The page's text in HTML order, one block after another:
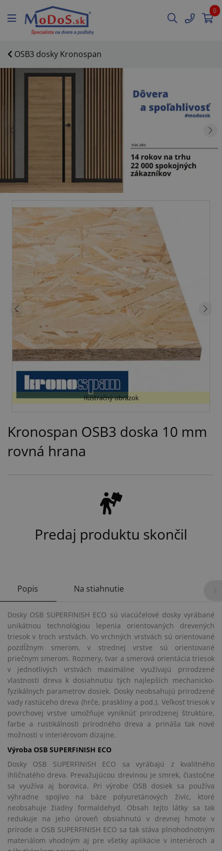
0
OSB3 dosky Kronospan
Ilustračný obrázok
Kronospan OSB3 doska 10 mm
rovná hrana
Predaj produktu skončil
Popis Na stiahnutie
Dosky OSB SUPERFINISH ECO sú viacúčelové dosky vyrábané
unikátnou technológiou lepenia orientovaných drevených
triesok v troch vrstvách. Vo vrchných vrstvách sú orientované
pozdĺžnym smerom, v strednej vrstve sú orientované
priečnym smerom. Rozmery, tvar a smerová orientácia triesok
v jednotlivých vrstvách maximálne využívajú prirodzené
vlastnosti dreva k dosiahnutiu tých najlepších mechanicko-
fyzikálnych parametrov dosiek. Dosky neobsahujú prirodzené
vady rastúceho dreva (hrče, praskliny a pod.). Veľkosť triesok v
povrchovej vrstve umožňuje vyniknúť prirodzenej štruktúre,
farbe a rustikálnosti prírodného dreva a prináša tak nové
možnosti v interiérovom dizajne.
Výroba OSB SUPERFINISH ECO
Dosky OSB SUPERFINISH ECO sa vyrábajú z kvalitného
ihličnatého dreva. Prevažujúcou drevinou je smrek, čiastočne
sa využíva aj borovica. Pri výrobe OSB dosiek sa používa
výhradne spojivo na báze polyuretánových živíc, ktoré
neobsahuje žiadny formaldehyd. Obsah tejto látky sa tak
redukuje na jeho úroveň obsiahnutú v drevnej hmote v
prírode a OSB SUPERFINISH ECO sa tak stáva plnohodnotným
materiálom vhodným aj pre všetky aplikácie v interiéroch a